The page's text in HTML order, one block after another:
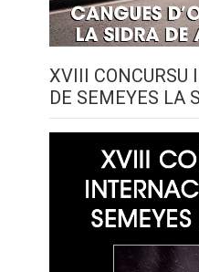
XVIII CONCURSU
DE SEMEYES LA